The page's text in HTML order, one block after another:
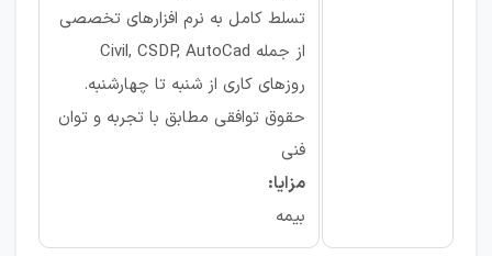
تسلط کامل به نرم افزارهای تخصصی
از جمله Civil, CSDP, AutoCad
روزهای کاری از شنبه تا چهارشنبه.
حقوق توافقی مطابق با تجربه و توان
فنی
مزایا:
بیمه